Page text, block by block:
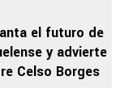
el futuro de
y advierte
Celso Borges